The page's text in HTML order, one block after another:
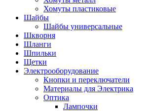
Хомуты пластиковые
Шайбы
Шайбы универсальные
Шкворня
Шланги
Шпильки
Щетки
Электрооборудование
Кнопки и переключатели
Материалы для Электрика
Оптика
Лампочки